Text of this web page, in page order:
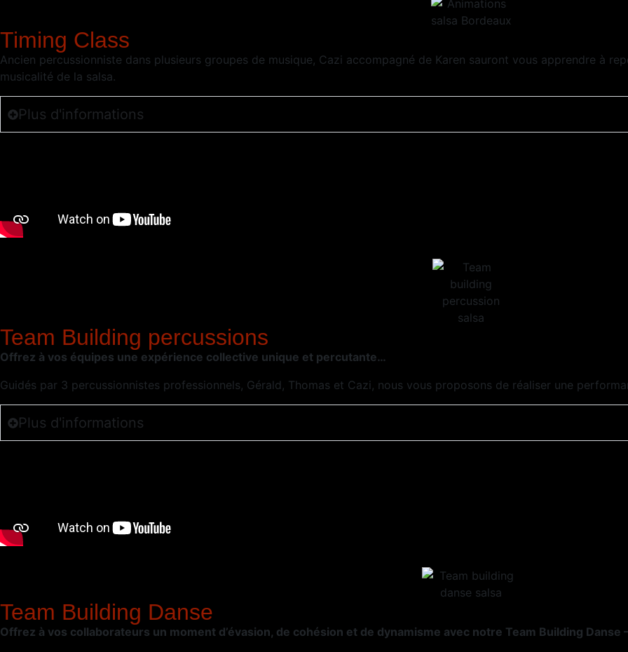
Timing Class
Ancien percussionniste dans plusieurs groupes de musique, Cazi accompagné de Karen sauront vous apprendre à
musicalité de la salsa.
Plus d'informations
Team Building percussions
Offrez à vos équipes une expérience collective unique et percutante…
Guidés par 3 percussionnistes professionnels, Gérald, Thomas et Cazi, nous vous proposons de réaliser une
Plus d'informations
Team Building Danse
Offrez à vos collaborateurs un moment d’évasion, de cohésion et de dynamisme avec notre Team Building Danse